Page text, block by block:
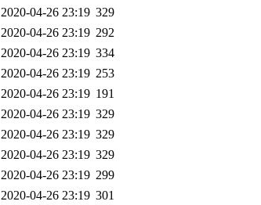
2020-04-26 23:19 329
2020-04-26 23:19 292
2020-04-26 23:19 334
2020-04-26 23:19 253
2020-04-26 23:19 191
2020-04-26 23:19 329
2020-04-26 23:19 329
2020-04-26 23:19 329
2020-04-26 23:19 299
2020-04-26 23:19 301